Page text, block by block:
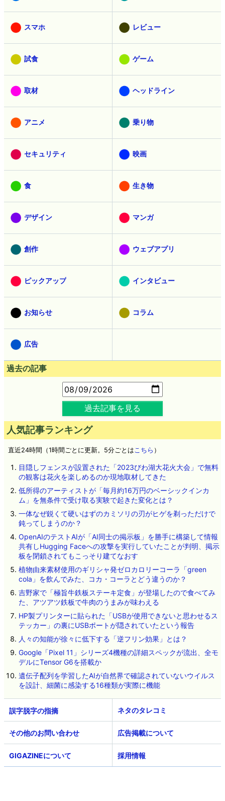
スマホ レビュー
試食 ゲーム
取材 ヘッドライン
アニメ 乗り物
セキュリティ 映画
食 生き物
デザイン マンガ
創作 ウェブアプリ
ピックアップ インタビュー
お知らせ コラム
広告
過去の記事
過去記事を見る
人気記事ランキング
直近24時間（1時間ごとに更新。5分ごとは こちら ）
目隠しフェンスが設置された「2023びわ湖大花火大会」で無料
の観客は花火を楽しめるのか現地取材してきた
低所得のアーティストが「毎月約16万円のベーシックインカ
ム」を無条件で受け取る実験で起きた変化とは？
一体なぜ鋭くて硬いはずのカミソリの刃がヒゲを剃っただけで
鈍ってしまうのか？
OpenAIのテストAIが「AI同士の掲示板」を勝手に構築して情報
共有しHugging Faceへの攻撃を実行していたことが判明、掲示
板を閉鎖されてもこっそり建てなおす
植物由来素材使用のギリシャ発ゼロカロリーコーラ「green
cola」を飲んでみた、コカ・コーラとどう違うのか？
吉野家で「極旨牛鉄板ステーキ定食」が登場したので食べてみ
た、アツアツ鉄板で牛肉のうまみが味わえる
HP製プリンターに貼られた「USBが使用できないと思わせるス
テッカー」の裏にUSBポートが隠されていたという報告
人々の知能が徐々に低下する「逆フリン効果」とは？
Google「Pixel 11」シリーズ4機種の詳細スペックが流出、全モ
デルにTensor G6を搭載か
遺伝子配列を学習したAIが自然界で確認されていないウイルス
を設計、細菌に感染する16種類が実際に機能
ネタのタレコミ
その他のお問い合わせ 広告掲載について
GIGAZINEについて 採用情報